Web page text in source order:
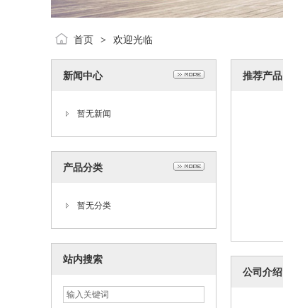
首页 > 欢迎光临
新闻中心
暂无新闻
产品分类
暂无分类
站内搜索
推荐产品
公司介绍